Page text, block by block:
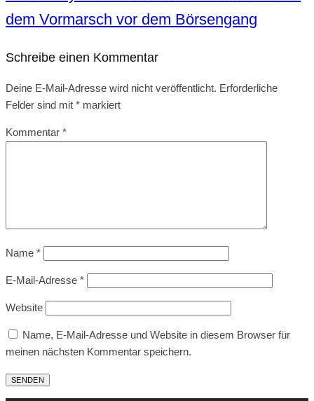
dem Vormarsch vor dem Börsengang
Schreibe einen Kommentar
Deine E-Mail-Adresse wird nicht veröffentlicht. Erforderliche
Felder sind mit * markiert
Kommentar *
Name *
E-Mail-Adresse *
Website
Name, E-Mail-Adresse und Website in diesem Browser für
meinen nächsten Kommentar speichern.